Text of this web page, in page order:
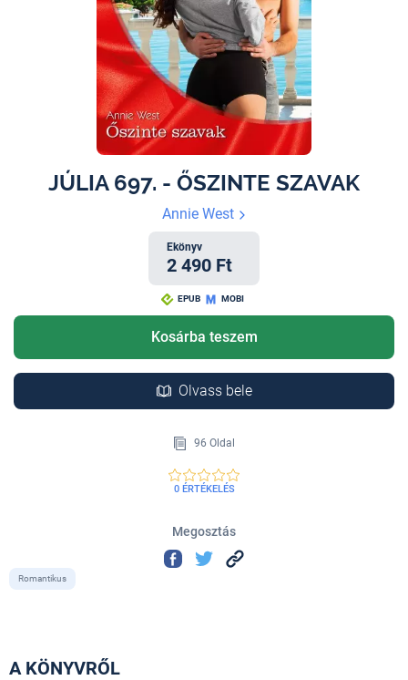
JÚLIA 697. - ŐSZINTE SZAVAK
Annie West
Ekönyv
2 490 Ft
EPUB MOBI
Kosárba teszem
Olvass bele
96 Oldal
0 ÉRTÉKELÉS
Megosztás
Romantikus
A KÖNYVRŐL